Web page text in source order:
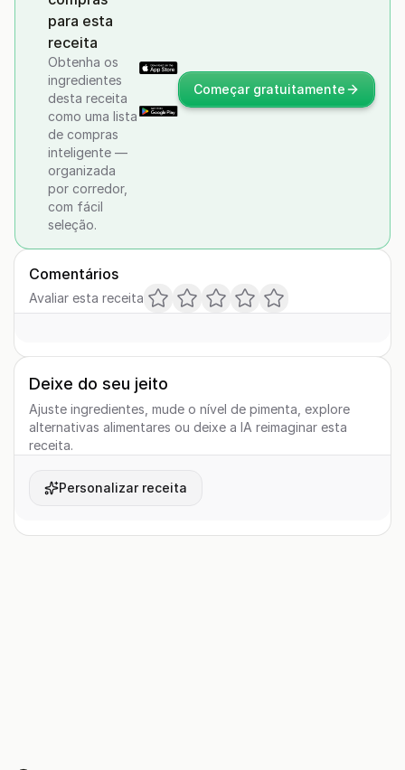
para esta
receita
Obtenha os
ingredientes
desta receita
como uma lista
de compras
inteligente —
organizada
por corredor,
com fácil
seleção.
Começar gratuitamente
Comentários
Avaliar esta receita
Deixe do seu jeito
Ajuste ingredientes, mude o nível de pimenta, explore
alternativas alimentares ou deixe a IA reimaginar esta
receita.
Personalizar receita